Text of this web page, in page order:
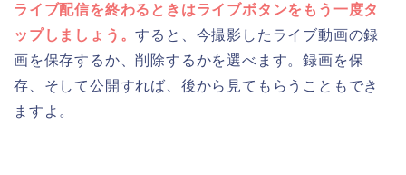
ライブ配信を終わるときはライブボタンをもう一度タ
ップしましょう。すると、今撮影したライブ動画の録
画を保存するか、削除するかを選べます。録画を保
存、そして公開すれば、後から見てもらうこともでき
ますよ。